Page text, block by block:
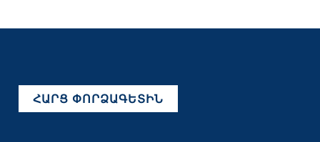
ՀԱՐՑ ՓՈՐՁԱԳԵՏԻՆ